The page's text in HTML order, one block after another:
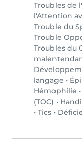
Troubles de
l'Attention
Trouble du
Trouble
Troubles du
langage •
Hémophilie •
(TOC) •
• Tics •